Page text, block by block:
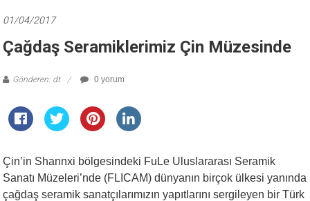
01/04/2017
Çağdaş Seramiklerimiz Çin Müzesinde
Gönderen: dt 0 yorum
Çin’in Shannxi bölgesindeki FuLe Uluslararası Seramik
Sanatı Müzeleri’nde (FLICAM) dünyanın birçok ülkesi yanında
çağdaş seramik sanatçılarımızın yapıtlarını sergileyen bir Türk